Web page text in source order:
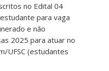
no Edital 04
para vaga
e não
2025 para atuar no
UFSC (estudantes